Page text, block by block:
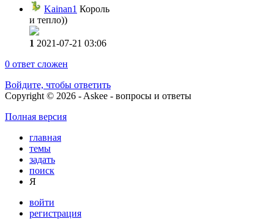
Kainan1 Король
и тепло))
1 2021-07-21 03:06
0 ответ сложен
Войдите, чтобы ответить
Copyright © 2026 - Askee - вопросы и ответы
Полная версия
главная
темы
задать
поиск
Я
войти
регистрация